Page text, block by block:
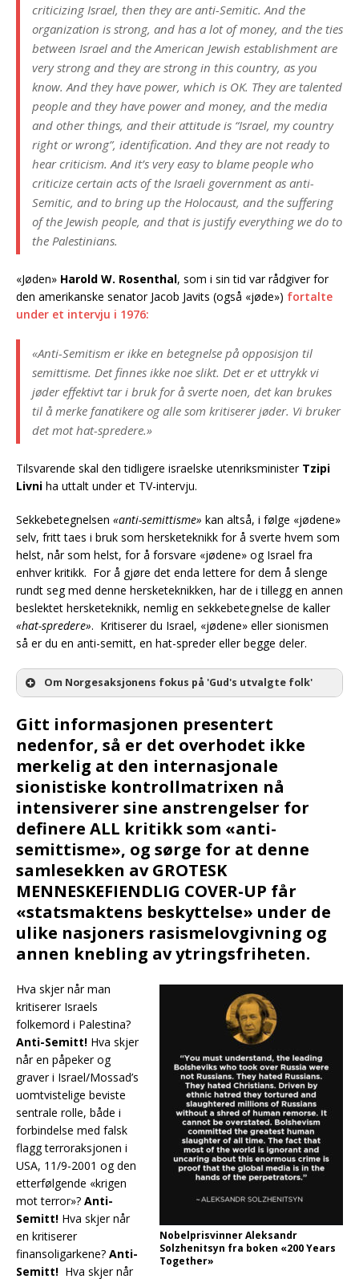
criticizing Israel, then they are anti-Semitic. And the
organization is strong, and has a lot of money, and the ties
between Israel and the American Jewish establishment are
very strong and they are strong in this country, as you
know. And they have power, which is OK. They are talented
people and they have power and money, and the media
and other things, and their attitude is “Israel, my country
right or wrong”, identification. And they are not ready to
hear criticism. And it’s very easy to blame people who
criticize certain acts of the Israeli government as anti-
Semitic, and to bring up the Holocaust, and the suffering
of the Jewish people, and that is justify everything we do to
the Palestinians.
«Jøden» Harold W. Rosenthal, som i sin tid var rådgiver for
den amerikanske senator Jacob Javits (også «jøde») fortalte
under et intervju i 1976:
«Anti-Semitism er ikke en betegnelse på opposisjon til
semittisme. Det finnes ikke noe slikt. Det er et uttrykk vi
jøder effektivt tar i bruk for å sverte noen, det kan brukes
til å merke fanatikere og alle som kritiserer jøder. Vi bruker
det mot hat-spredere.»
Tilsvarende skal den tidligere israelske utenriksminister Tzipi
Livni ha uttalt under et TV-intervju.
Sekkebetegnelsen «anti-semittisme» kan altså, i følge «jødene»
selv, fritt taes i bruk som hersketeknikk for å sverte hvem som
helst, når som helst, for å forsvare «jødene» og Israel fra
enhver kritikk. For å gjøre det enda lettere for dem å slenge
rundt seg med denne hersketeknikken, har de i tillegg en annen
beslektet hersketeknikk, nemlig en sekkebetegnelse de kaller
«hat-spredere». Kritiserer du Israel, «jødene» eller sionismen
så er du en anti-semitt, en hat-spreder eller begge deler.
Om Norgesaksjonens fokus på 'Gud's utvalgte folk'
Gitt informasjonen presentert
nedenfor, så er det overhodet ikke
merkelig at den internasjonale
sionistiske kontrollmatrixen nå
intensiverer sine anstrengelser for
definere ALL kritikk som «anti-
semittisme», og sørge for at denne
samlesekken av GROTESK
MENNESKEFIENDLIG COVER-UP får
«statsmaktens beskyttelse» under de
ulike nasjoners rasismelovgivning og
annen knebling av ytringsfriheten.
Nobelprisvinner Aleksandr
Solzhenitsyn fra boken «200 Years
Together»
Hva skjer når man
kritiserer Israels
folkemord i Palestina?
Anti-Semitt! Hva skjer
når en påpeker og
graver i Israel/Mossad’s
uomtvistelige beviste
sentrale rolle, både i
forbindelse med falsk
flagg terroraksjonen i
USA, 11/9-2001 og den
etterfølgende «krigen
mot terror»? Anti-
Semitt! Hva skjer når
en kritiserer
finansoligarkene? Anti-
Semitt! Hva skjer når